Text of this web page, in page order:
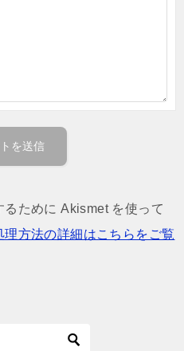
ために Akismet を使って
理方法の詳細はこちらをご覧